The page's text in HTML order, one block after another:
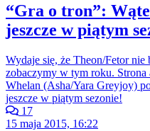
“Gra o tron”:
jeszcze w piątym
Wydaje się, że Theon/Fetor
zobaczymy w tym roku. Strona
Whelan (Asha/Yara Greyjoy)
jeszcze w piątym sezonie!
17
15 maja 2015, 16:22